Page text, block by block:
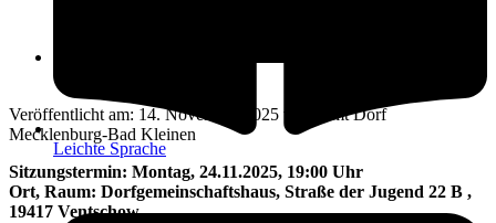
Leichte Sprache
14. November 2025
Veröffentlicht am: 14. November 2025 vom Amt Dorf
Mecklenburg-Bad Kleinen
Sitzungstermin: Montag, 24.11.2025, 19:00 Uhr
Ort, Raum: Dorfgemeinschaftshaus, Straße der Jugend 22 B ,
19417 Ventschow